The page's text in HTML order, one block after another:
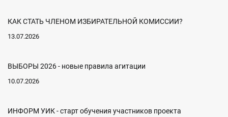
КАК СТАТЬ ЧЛЕНОМ ИЗБИРАТЕЛЬНОЙ КОМИССИИ?
13.07.2026
ВЫБОРЫ 2026 - новые правила агитации
10.07.2026
ИНФОРМ УИК - старт обучения участников проекта